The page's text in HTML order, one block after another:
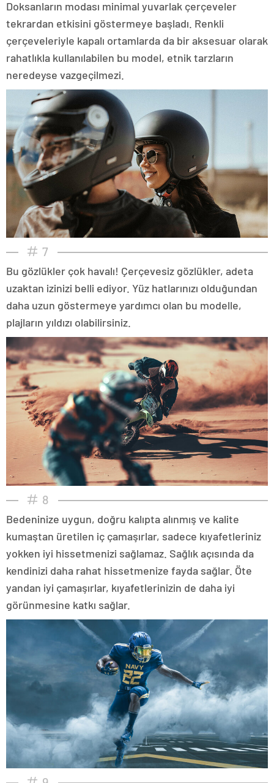
Doksanların modası minimal yuvarlak çerçeveler
tekrardan etkisini göstermeye başladı. Renkli
çerçeveleriyle kapalı ortamlarda da bir aksesuar olarak
rahatlıkla kullanılabilen bu model, etnik tarzların
neredeyse vazgeçilmezi.
7
Bu gözlükler çok havalı! Çerçevesiz gözlükler, adeta
uzaktan izinizi belli ediyor. Yüz hatlarınızı olduğundan
daha uzun göstermeye yardımcı olan bu modelle,
plajların yıldızı olabilirsiniz.
8
Bedeninize uygun, doğru kalıpta alınmış ve kalite
kumaştan üretilen iç çamaşırlar, sadece kıyafetleriniz
yokken iyi hissetmenizi sağlamaz. Sağlık açısında da
kendinizi daha rahat hissetmenize fayda sağlar. Öte
yandan iyi çamaşırlar, kıyafetlerinizin de daha iyi
görünmesine katkı sağlar.